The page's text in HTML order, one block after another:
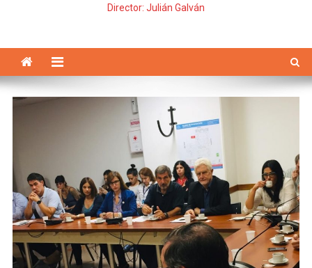
Director: Julián Galván